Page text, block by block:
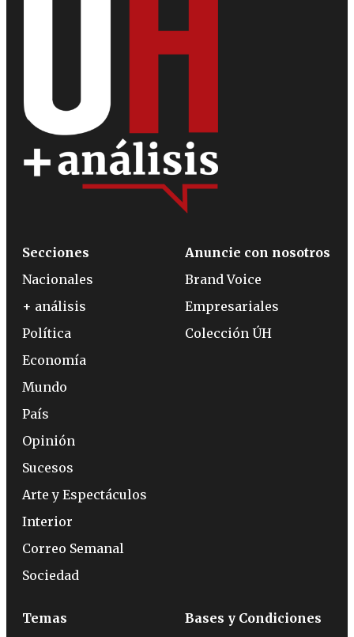
Secciones
Nacionales
+ análisis
Política
Economía
Mundo
País
Opinión
Sucesos
Arte y Espectáculos
Interior
Correo Semanal
Sociedad
Anuncie con nosotros
Brand Voice
Empresariales
Colección ÚH
Temas
Bases y Condiciones